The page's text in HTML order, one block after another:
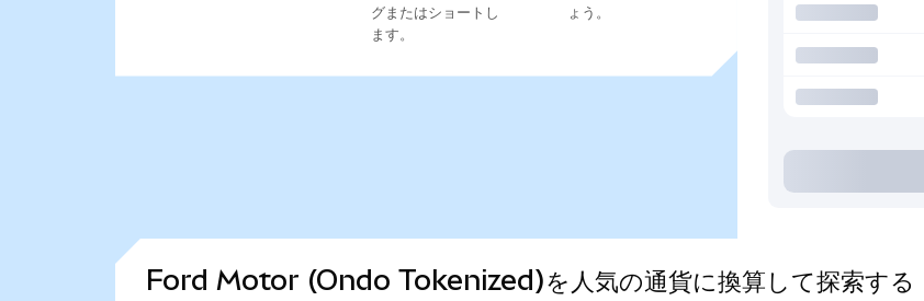
グまたはショートし
ます。
ょう。
Ford Motor (Ondo Tokenized)を人気の通貨に換算して探索する